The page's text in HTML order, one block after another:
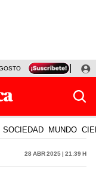
TINKA RESULTADOS
SOCIEDAD MUNDO
28 Abr 2025 | 21:39 h